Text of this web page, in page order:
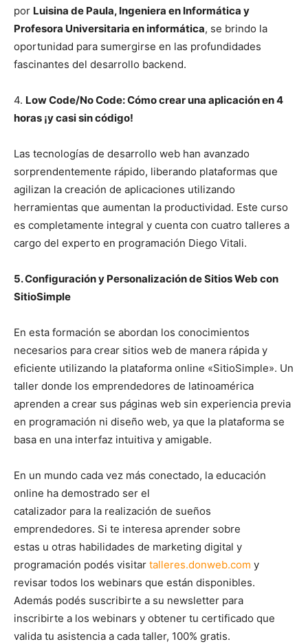
por Luisina de Paula, Ingeniera en Informática y
Profesora Universitaria en informática, se brindo la
oportunidad para sumergirse en las profundidades
fascinantes del desarrollo backend.
4. Low Code/No Code: Cómo crear una aplicación en 4
horas ¡y casi sin código!
Las tecnologías de desarrollo web han avanzado
sorprendentemente rápido, liberando plataformas que
agilizan la creación de aplicaciones utilizando
herramientas que aumentan la productividad. Este curso
es completamente integral y cuenta con cuatro talleres a
cargo del experto en programación Diego Vitali.
5. Configuración y Personalización de Sitios Web con
SitioSimple
En esta formación se abordan los conocimientos
necesarios para crear sitios web de manera rápida y
eficiente utilizando la plataforma online «SitioSimple». Un
taller donde los emprendedores de latinoamérica
aprenden a crear sus páginas web sin experiencia previa
en programación ni diseño web, ya que la plataforma se
basa en una interfaz intuitiva y amigable.
En un mundo cada vez más conectado, la educación
online ha demostrado ser el
catalizador para la realización de sueños
emprendedores. Si te interesa aprender sobre
estas u otras habilidades de marketing digital y
programación podés visitar talleres.donweb.com y
revisar todos los webinars que están disponibles.
Además podés suscribirte a su newsletter para
inscribirte a los webinars y obtener tu certificado que
valida tu asistencia a cada taller, 100% gratis.